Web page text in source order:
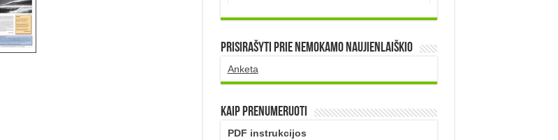
Prisirašyti prie nemokamo naujienlaiškio
Anketa
Kaip prenumeruoti
PDF instrukcijos